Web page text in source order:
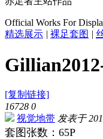
Official Works For
精选展示 | 裸足套图 |
[复制链接]
16728 0
视觉地带 发表于
套图张数：65P